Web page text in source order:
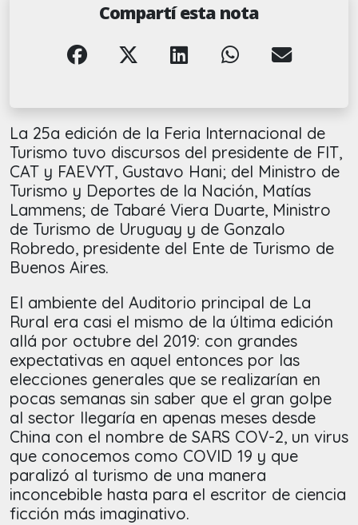
Compartí esta nota
La 25a edición de la Feria Internacional de
Turismo tuvo discursos del presidente de FIT,
CAT y FAEVYT, Gustavo Hani; del Ministro de
Turismo y Deportes de la Nación, Matías
Lammens; de Tabaré Viera Duarte, Ministro
de Turismo de Uruguay y de Gonzalo
Robredo, presidente del Ente de Turismo de
Buenos Aires.
El ambiente del Auditorio principal de La
Rural era casi el mismo de la última edición
allá por octubre del 2019: con grandes
expectativas en aquel entonces por las
elecciones generales que se realizarían en
pocas semanas sin saber que el gran golpe
al sector llegaría en apenas meses desde
China con el nombre de SARS COV-2, un virus
que conocemos como COVID 19 y que
paralizó al turismo de una manera
inconcebible hasta para el escritor de ciencia
ficción más imaginativo.